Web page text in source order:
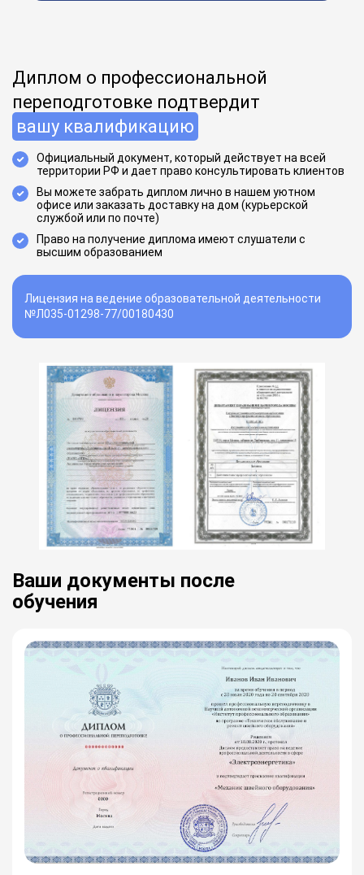
Диплом о профессиональной
переподготовке подтвердит
вашу квалификацию
Официальный документ, который действует на всей
территории РФ и дает право консультировать клиентов
Вы можете забрать диплом лично в нашем уютном
офисе или заказать доставку на дом (курьерской
службой или по почте)
Право на получение диплома имеют слушатели с
высшим образованием
Лицензия на ведение образовательной деятельности
№Л035-01298-77/00180430
Ваши документы после
обучения